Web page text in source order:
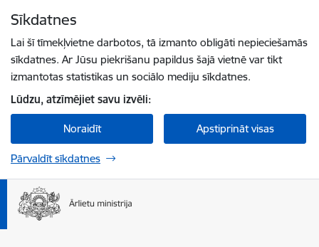
Sīkdatnes
Lai šī tīmekļvietne darbotos, tā izmanto obligāti nepieciešamās
sīkdatnes. Ar Jūsu piekrišanu papildus šajā vietnē var tikt
izmantotas statistikas un sociālo mediju sīkdatnes.
Lūdzu, atzīmējiet savu izvēli:
Noraidīt Apstiprināt visas
Pārvaldīt sīkdatnes